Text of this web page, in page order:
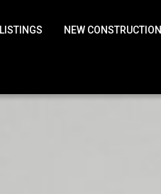
LISTINGS NEW CONSTRUCTION